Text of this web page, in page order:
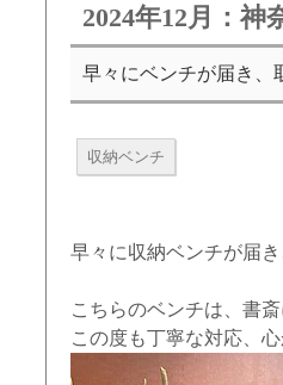
2024年12月：
早々にベンチが届き、
収納ベンチ
早々に収納ベンチが届
こちらのベンチは、書
この度も丁寧な対応、